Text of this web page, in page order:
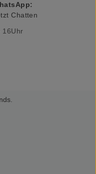
Chatten
16Uhr